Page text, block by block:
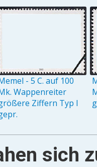
- 5 C. auf 100
Wappenreiter
Ziffern Typ I
sich